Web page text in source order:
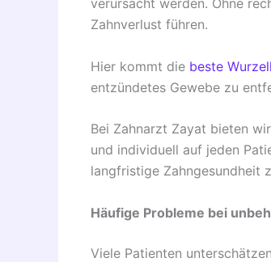
verursacht werden. Ohne
Zahnverlust führen.
Hier kommt die beste
entzündetes Gewebe zu
Bei Zahnarzt Zayat bieten
und individuell auf jeden
langfristige Zahngesundheit
Häufige Probleme bei
Viele Patienten